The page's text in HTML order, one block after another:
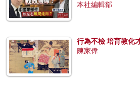
本社編輯部
行為不檢 培育教化
陳家偉